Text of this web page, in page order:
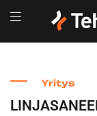
Yritys